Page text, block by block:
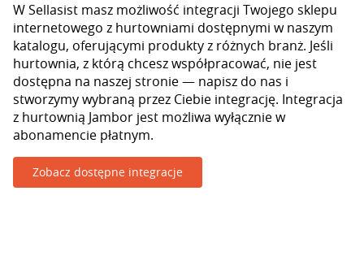
W Sellasist masz możliwość integracji Twojego sklepu
internetowego z hurtowniami dostępnymi w naszym
katalogu, oferującymi produkty z różnych branż. Jeśli
hurtownia, z którą chcesz współpracować, nie jest
dostępna na naszej stronie — napisz do nas i
stworzymy wybraną przez Ciebie integrację. Integracja
z hurtownią Jambor jest możliwa wyłącznie w
abonamencie płatnym.
Zobacz dostępne integracje